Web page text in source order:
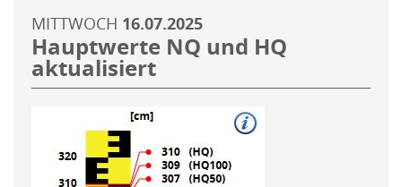
MITTWOCH 16.07.2025
Hauptwerte NQ und HQ
aktualisiert